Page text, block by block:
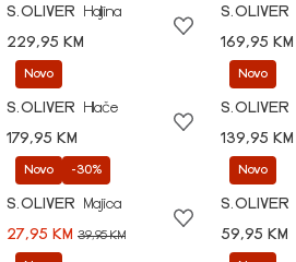
S.OLIVER
Haljina
229,95 KM
S.OLIVER
169,95 KM
Novo
S.OLIVER
Hlače
179,95 KM
Novo
S.OLIVER
139,95 KM
Novo -30%
S.OLIVER
Majica
27,95 KM 39,95 KM
Novo
S.OLIVER
59,95 KM